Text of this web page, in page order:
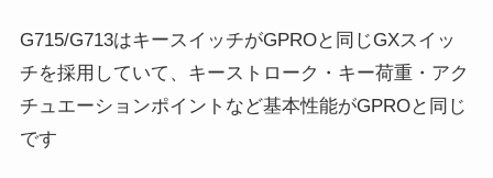
G715/G713はキースイッチがGPROと同じGXスイッ
チを採用していて、キーストローク・キー荷重・アク
チュエーションポイントなど基本性能がGPROと同じ
です